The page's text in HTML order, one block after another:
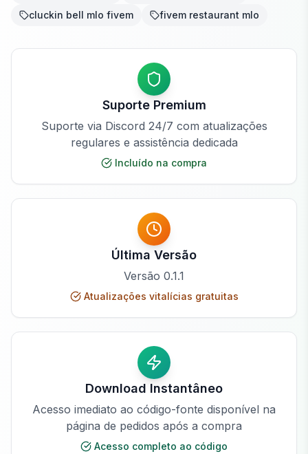
cluckin bell mlo fivem
fivem restaurant mlo
Suporte Premium
Suporte via Discord 24/7 com atualizações
regulares e assistência dedicada
Incluído na compra
Última Versão
Versão 0.1.1
Atualizações vitalícias gratuitas
Download Instantâneo
Acesso imediato ao código-fonte disponível na
página de pedidos após a compra
Acesso completo ao código